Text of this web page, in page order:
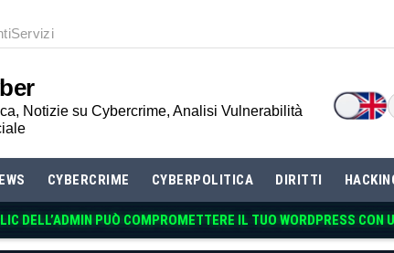
Servizi
Notizie su Cybercrime, Analisi Vulnerabilità
CYBERCRIME CYBERPOLITICA DIRITTI
DELL’ADMIN PUÒ COMPROMETTERE IL TUO WORDPRESS CON